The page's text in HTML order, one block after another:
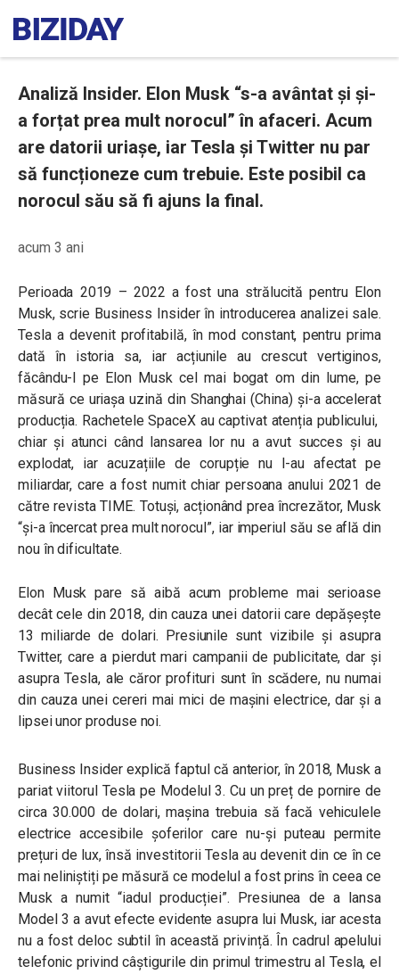
Analiză Insider. Elon Musk “s-a avântat și și-
a forțat prea mult norocul” în afaceri. Acum
are datorii uriașe, iar Tesla și Twitter nu par
să funcționeze cum trebuie. Este posibil ca
norocul său să fi ajuns la final.
acum 3 ani
Perioada 2019 – 2022 a fost una strălucită pentru Elon
Musk, scrie Business Insider în introducerea analizei sale.
Tesla a devenit profitabilă, în mod constant, pentru prima
dată în istoria sa, iar acțiunile au crescut vertiginos,
făcându-l pe Elon Musk cel mai bogat om din lume, pe
măsură ce uriașa uzină din Shanghai (China) și-a accelerat
producția. Rachetele SpaceX au captivat atenția publicului,
chiar și atunci când lansarea lor nu a avut succes și au
explodat, iar acuzațiile de corupție nu l-au afectat pe
miliardar, care a fost numit chiar persoana anului 2021 de
către revista TIME. Totuși, acționând prea încrezător, Musk
“și-a încercat prea mult norocul”, iar imperiul său se află din
nou în dificultate.
Elon Musk pare să aibă acum probleme mai serioase
decât cele din 2018, din cauza unei datorii care depășește
13 miliarde de dolari. Presiunile sunt vizibile și asupra
Twitter, care a pierdut mari campanii de publicitate, dar și
asupra Tesla, ale căror profituri sunt în scădere, nu numai
din cauza unei cereri mai mici de mașini electrice, dar și a
lipsei unor produse noi.
Business Insider explică faptul că anterior, în 2018, Musk a
pariat viitorul Tesla pe Modelul 3. Cu un preț de pornire de
circa 30.000 de dolari, mașina trebuia să facă vehiculele
electrice accesibile șoferilor care nu-și puteau permite
prețuri de lux, însă investitorii Tesla au devenit din ce în ce
mai neliniștiți pe măsură ce modelul a fost prins în ceea ce
Musk a numit “iadul producției”. Presiunea de a lansa
Model 3 a avut efecte evidente asupra lui Musk, iar acesta
nu a fost deloc subtil în această privință. În cadrul apelului
telefonic privind câștigurile din primul trimestru al Tesla, el